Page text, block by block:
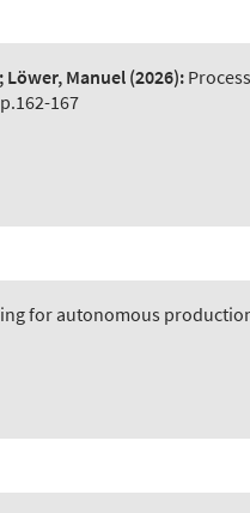
Löwer, Manuel (2026):
167
for autonomous